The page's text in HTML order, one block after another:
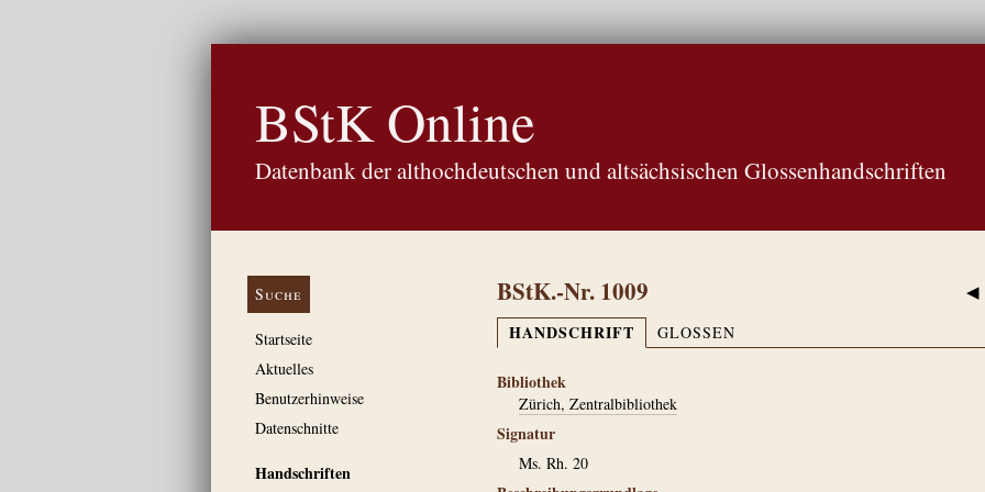
BStK Online
Datenbank der althochdeutschen und altsächsischen Glossenhandschriften
Suche
Startseite
Aktuelles
Benutzerhinweise
Datenschnitte
Handschriften
◀
BStK.-Nr. 1009
HANDSCHRIFT GLOSSEN
Bibliothek
Zürich, Zentralbibliothek
Signatur
Ms. Rh. 20